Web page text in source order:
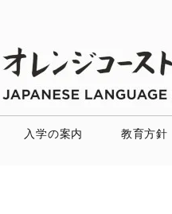
入学の案内 教育方針